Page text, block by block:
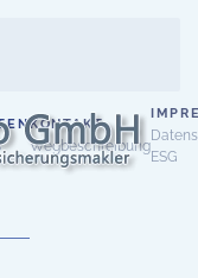
KONTAKT
Wegbeschreibung
ESG